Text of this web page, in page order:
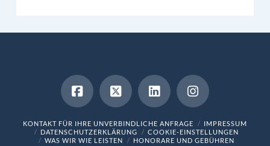
KONTAKT FÜR IHRE UNVERBINDLICHE ANFRAGE
IMPRESSUM
DATENSCHUTZERKLÄRUNG
COOKIE-EINSTELLUNGEN
WAS WIR WIE LEISTEN
HONORARE UND GEBÜHREN